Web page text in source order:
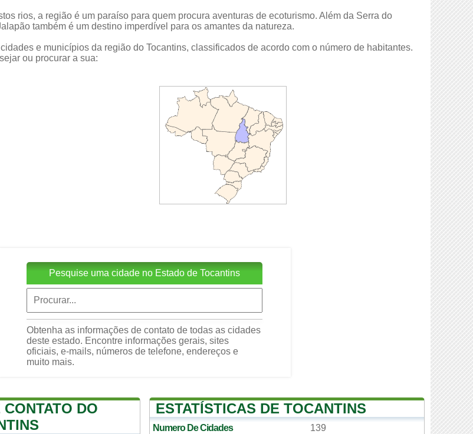
rios, a região é um paraíso para quem procura aventuras de ecoturismo. Além da Serra do
também é um destino imperdível para os amantes da natureza.
e municípios da região do Tocantins, classificados de acordo com o número de habitantes.
ou procurar a sua:
Pesquise uma cidade no Estado de Tocantins
Obtenha as informações de contato de todas as cidades
deste estado. Encontre informações gerais, sites
oficiais, e-mails, números de telefone, endereços e
muito mais.
DO
ESTATÍSTICAS DE TOCANTINS
Numero De Cidades 139